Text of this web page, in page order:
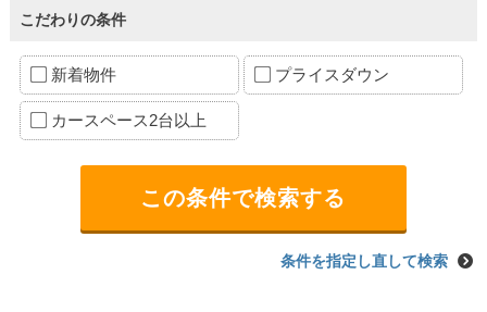
こだわりの条件
新着物件 プライスダウン
カースペース2台以上
条件を指定し直して検索